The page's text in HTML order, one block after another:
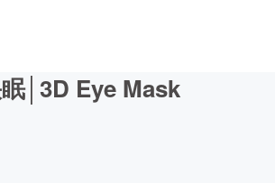
│3D Eye Mask